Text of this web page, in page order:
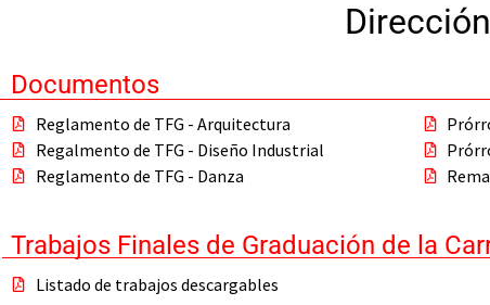
Documentos
Reglamento de TFG - Arquitectura
Regalmento de TFG - Diseño Industrial
Reglamento de TFG - Danza
Trabajos Finales de Graduación de la
Listado de trabajos descargables